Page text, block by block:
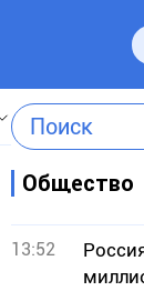
Поиск
Общество
13:52